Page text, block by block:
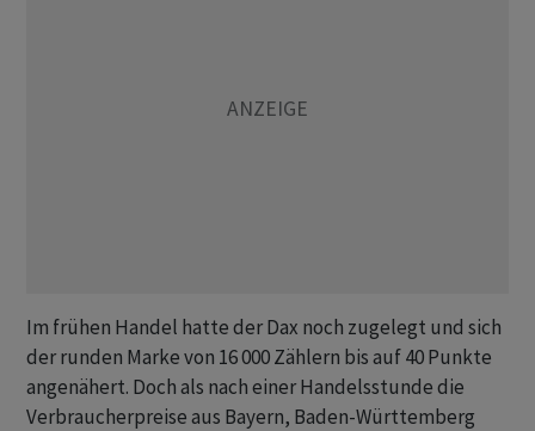
Im frühen Handel hatte der Dax noch zugelegt und sich
der runden Marke von 16 000 Zählern bis auf 40 Punkte
angenähert. Doch als nach einer Handelsstunde die
Verbraucherpreise aus Bayern, Baden-Württemberg